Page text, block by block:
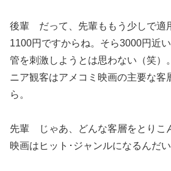
後輩 だって、先輩ももう少しで適
1100円ですからね。そら3000円近
管を刺激しようとは思わない（笑）
ニア観客はアメコミ映画の主要な客
ら。
先輩 じゃあ、どんな客層をとりこ
映画はヒット･ジャンルになるんだ